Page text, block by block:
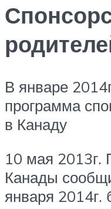
В январе
программа
в Канаду
10 мая 2013г.
Канады
января 2014г.